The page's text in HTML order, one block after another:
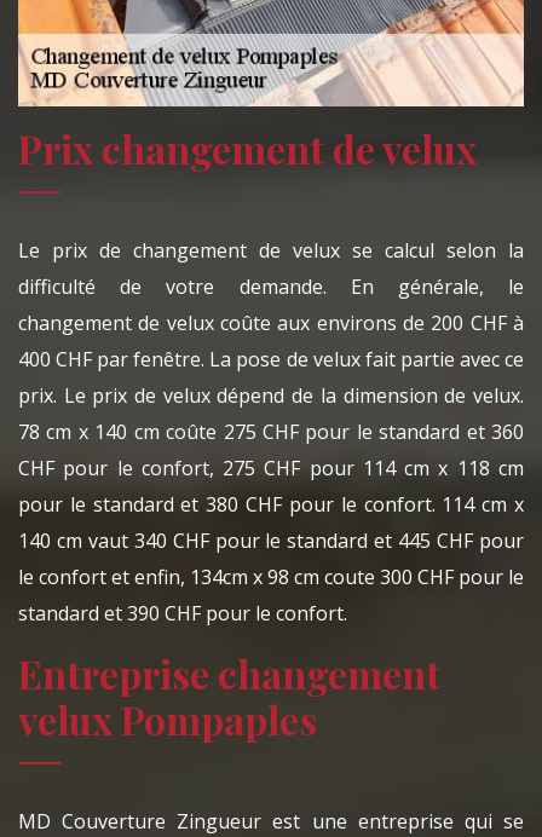
Prix changement de velux
Le prix de changement de velux se calcul selon la
difficulté de votre demande. En générale, le
changement de velux coûte aux environs de 200 CHF à
400 CHF par fenêtre. La pose de velux fait partie avec ce
prix. Le prix de velux dépend de la dimension de velux.
78 cm x 140 cm coûte 275 CHF pour le standard et 360
CHF pour le confort, 275 CHF pour 114 cm x 118 cm
pour le standard et 380 CHF pour le confort. 114 cm x
140 cm vaut 340 CHF pour le standard et 445 CHF pour
le confort et enfin, 134cm x 98 cm coute 300 CHF pour le
standard et 390 CHF pour le confort.
Entreprise changement
velux Pompaples
MD Couverture Zingueur est une entreprise qui se